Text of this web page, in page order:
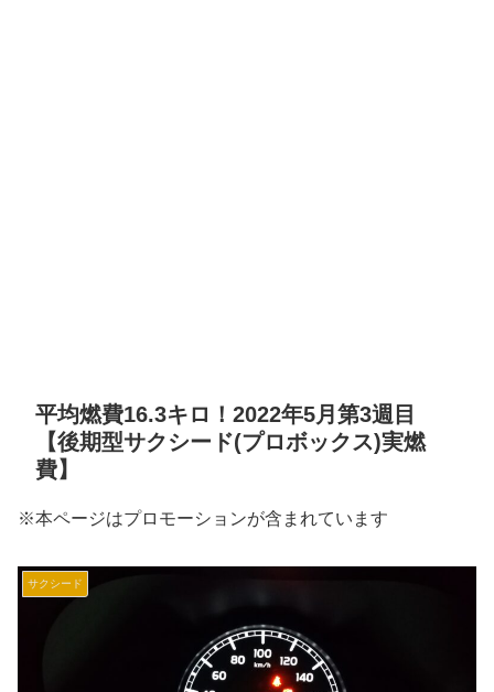
平均燃費16.3キロ！2022年5月第3週目
【後期型サクシード(プロボックス)実燃
費】
※本ページはプロモーションが含まれています
サクシード